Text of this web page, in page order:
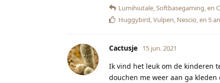
Lumihiutale Softbasegaming , en
Huggybird Vulpen Nescio , en 5
Cactusje 15 jun. 2021
Ik vind het leuk om de kinderen
douchen me weer aan ga